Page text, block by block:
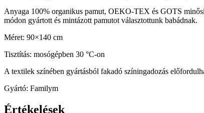
Anyaga 100% organikus pamut, OEKO-TEX és GOTS
módon gyártott és mintázott pamutot választottunk babádnak.
Méret: 90×140 cm
Tisztítás: mosógépben 30 °C-on
A textilek színében gyártásból fakadó színingadozás
Gyártó: Familym
Értékelések